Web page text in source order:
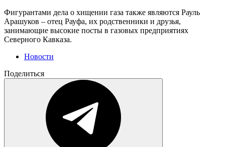
Фигурантами дела о хищении газа также являются Рауль
Арашуков – отец Рауфа, их родственники и друзья,
занимающие высокие посты в газовых предприятиях
Северного Кавказа.
Новости
Поделиться